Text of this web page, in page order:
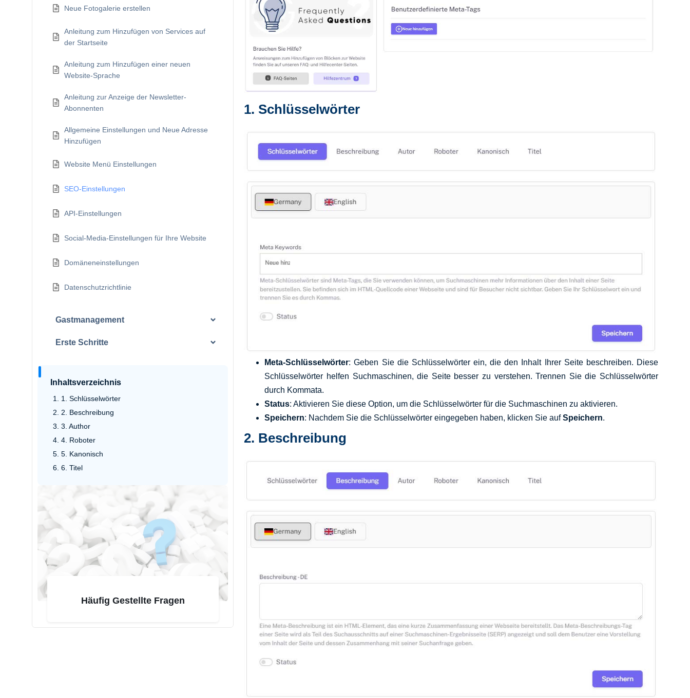
Neue Fotogalerie erstellen
Anleitung zum Hinzufügen von Services auf
der Startseite
Anleitung zum Hinzufügen einer neuen
Website-Sprache
Anleitung zur Anzeige der Newsletter-
Abonnenten
Allgemeine Einstellungen und Neue Adresse
Hinzufügen
Website Menü Einstellungen
SEO-Einstellungen
API-Einstellungen
Social-Media-Einstellungen für Ihre Website
Domäneneinstellungen
Datenschutzrichtlinie
Gastmanagement
Erste Schritte
Inhaltsverzeichnis
1. Schlüsselwörter
2. Beschreibung
3. Author
4. Roboter
5. Kanonisch
6. Titel
Häufig Gestellte Fragen
1. Schlüsselwörter
Meta-Schlüsselwörter: Geben Sie die Schlüsselwörter ein, die den Inhalt Ihrer Seite beschreiben. Diese
Schlüsselwörter helfen Suchmaschinen, die Seite besser zu verstehen. Trennen Sie die Schlüsselwörter
durch Kommata.
Status: Aktivieren Sie diese Option, um die Schlüsselwörter für die Suchmaschinen zu aktivieren.
Speichern: Nachdem Sie die Schlüsselwörter eingegeben haben, klicken Sie aufSpeichern.
2. Beschreibung